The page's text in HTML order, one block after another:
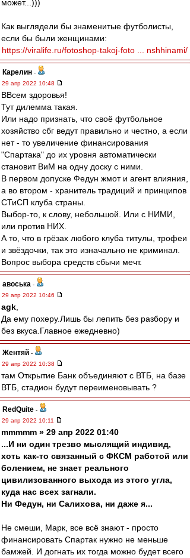
может...)))
Как выглядели бы знаменитые футболисты,
если бы были женщинами:
https://viralife.ru/fotoshop-takoj-foto ... nshhinami/
Карелин -
29 апр 2022 10:48
ВВсем здоровья!
Тут дилемма такая.
Или надо признать, что своё футбольное
хозяйство сбг ведут правильно и честно, а если
нет - то увеличение финансирования
"Спартака" до их уровня автоматически
становит ВиМ на одну доску с ними.
В первом допуске Федун жмот и агент влияния,
а во втором - хранитель традиций и принципов
СТиСП клуба страны.
Выбор-то, к слову, небольшой. Или с НИМИ,
или против НИХ.
А то, что в грёзах любого клуба титулы, трофеи
и звёздочки, так это изначально не криминал.
Вопрос выбора средств сбычи мечт.
авоська -
29 апр 2022 10:46
agk
Да ему похеру.Лишь бы лепить без разбору и
без вкуса.Главное ежедневно)
Жентяй -
29 апр 2022 10:38
там Открытие Банк объединяют с ВТБ, на базе
ВТБ, стадион будут переименовывать ?
RedQuite -
29 апр 2022 10:11
mmmmm » 29 апр 2022 01:40
...И ни один трезво мыслящий индивид,
хоть как-то связанный с ФКСМ работой или
болением, не знает реального
цивилизованного выхода из этого угла,
куда нас всех загнали.
Ни Федун, ни Салихова, ни даже я...
Не смеши, Марк, все всё знают - просто
финансировать Спартак нужно не меньше
бамжей. И догнать их тогда можно будет всего